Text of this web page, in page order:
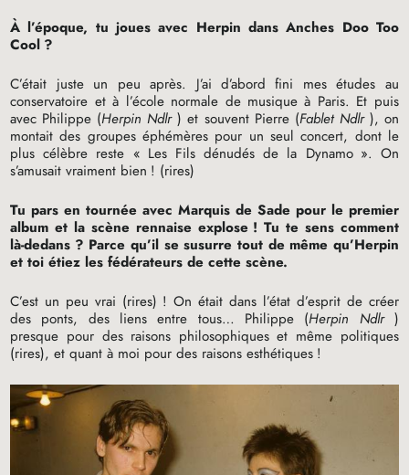
À l’époque, tu joues avec Herpin dans Anches Doo Too
Cool ?
C’était juste un peu après. J’ai d’abord fini mes études au
conservatoire et à l’école normale de musique à Paris. Et puis
avec Philippe (Herpin Ndlr) et souvent Pierre (Fablet Ndlr ), on
montait des groupes éphémères pour un seul concert, dont le
plus célèbre reste « Les Fils dénudés de la Dynamo ». On
s’amusait vraiment bien ! (rires)
Tu pars en tournée avec Marquis de Sade pour le premier
album et la scène rennaise explose ! Tu te sens comment
là-dedans ? Parce qu’il se susurre tout de même qu’Herpin
et toi étiez les fédérateurs de cette scène.
C’est un peu vrai (rires) ! On était dans l’état d’esprit de créer
des ponts, des liens entre tous… Philippe (Herpin Ndlr )
presque pour des raisons philosophiques et même politiques
(rires), et quant à moi pour des raisons esthétiques !